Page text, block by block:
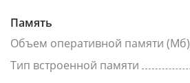
Память
Объем оперативной памяти (Мб)
Тип встроенной памяти